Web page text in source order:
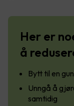
Her er
å
Bytt til en
Unngå å
samtidig